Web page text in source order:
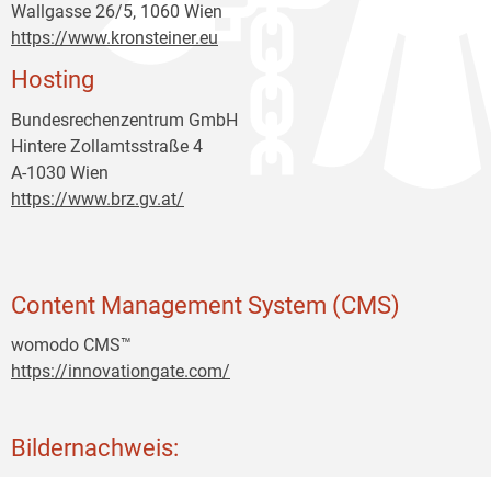
Wallgasse 26/5, 1060 Wien
https://www.kronsteiner.eu
Hosting
Bundesrechenzentrum GmbH
Hintere Zollamtsstraße 4
A-1030 Wien
https://www.brz.gv.at/
Content Management System (CMS)
womodo CMS™
https://innovationgate.com/
Bildernachweis: